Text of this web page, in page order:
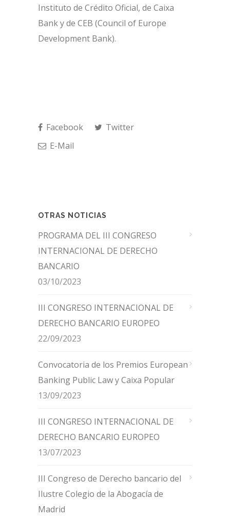
Instituto de Crédito Oficial, de Caixa
Bank y de CEB (Council of Europe
Development Bank).
Facebook
Twitter
E-Mail
OTRAS NOTICIAS
PROGRAMA DEL III CONGRESO
INTERNACIONAL DE DERECHO
BANCARIO
03/10/2023
III CONGRESO INTERNACIONAL DE
DERECHO BANCARIO EUROPEO
22/09/2023
Convocatoria de los Premios European
Banking Public Law y Caixa Popular
13/09/2023
III CONGRESO INTERNACIONAL DE
DERECHO BANCARIO EUROPEO
13/07/2023
III Congreso de Derecho bancario del
Ilustre Colegio de la Abogacía de
Madrid